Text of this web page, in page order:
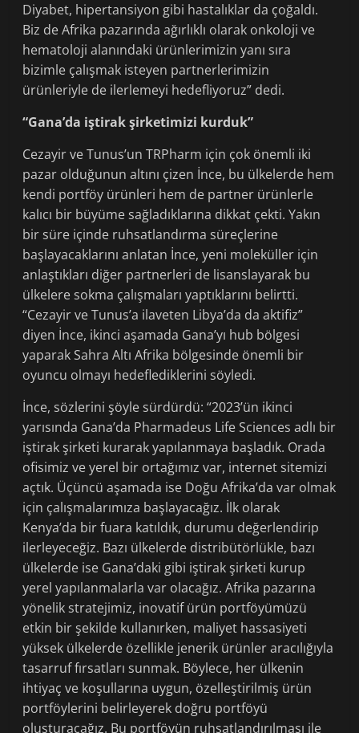
Diyabet, hipertansiyon gibi hastalıklar da çoğaldı.
Biz de Afrika pazarında ağırlıklı olarak onkoloji ve
hematoloji alanındaki ürünlerimizin yanı sıra
bizimle çalışmak isteyen partnerlerimizin
ürünleriyle de ilerlemeyi hedefliyoruz” dedi.
“Gana’da iştirak şirketimizi kurduk”
Cezayir ve Tunus’un TRPharm için çok önemli iki
pazar olduğunun altını çizen İnce, bu ülkelerde hem
kendi portföy ürünleri hem de partner ürünlerle
kalıcı bir büyüme sağladıklarına dikkat çekti. Yakın
bir süre içinde ruhsatlandırma süreçlerine
başlayacaklarını anlatan İnce, yeni moleküller için
anlaştıkları diğer partnerleri de lisanslayarak bu
ülkelere sokma çalışmaları yaptıklarını belirtti.
“Cezayir ve Tunus’a ilaveten Libya’da da aktifiz”
diyen İnce, ikinci aşamada Gana’yı hub bölgesi
yaparak Sahra Altı Afrika bölgesinde önemli bir
oyuncu olmayı hedeflediklerini söyledi.
İnce, sözlerini şöyle sürdürdü: “2023’ün ikinci
yarısında Gana’da Pharmadeus Life Sciences adlı bir
iştirak şirketi kurarak yapılanmaya başladık. Orada
ofisimiz ve yerel bir ortağımız var, internet sitemizi
açtık. Üçüncü aşamada ise Doğu Afrika’da var olmak
için çalışmalarımıza başlayacağız. İlk olarak
Kenya’da bir fuara katıldık, durumu değerlendirip
ilerleyeceğiz. Bazı ülkelerde distribütörlükle, bazı
ülkelerde ise Gana’daki gibi iştirak şirketi kurup
yerel yapılanmalarla var olacağız. Afrika pazarına
yönelik stratejimiz, inovatif ürün portföyümüzü
etkin bir şekilde kullanırken, maliyet hassasiyeti
yüksek ülkelerde özellikle jenerik ürünler aracılığıyla
tasarruf fırsatları sunmak. Böylece, her ülkenin
ihtiyaç ve koşullarına uygun, özelleştirilmiş ürün
portföylerini belirleyerek doğru portföyü
oluşturacağız. Bu portföyün ruhsatlandırılması ile